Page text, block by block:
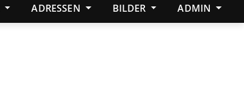
ADRESSEN BILDER ADMIN